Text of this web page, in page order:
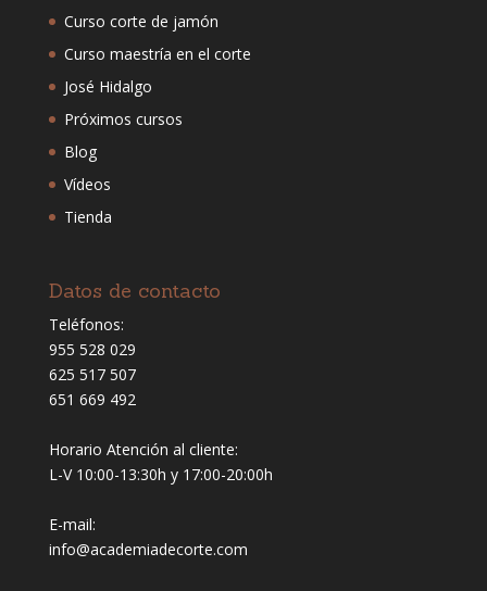
Curso corte de jamón
Curso maestría en el corte
José Hidalgo
Próximos cursos
Blog
Vídeos
Tienda
Datos de contacto
Teléfonos:
955 528 029
625 517 507
651 669 492
Horario Atención al cliente:
L-V 10:00-13:30h y 17:00-20:00h
E-mail:
info@academiadecorte.com